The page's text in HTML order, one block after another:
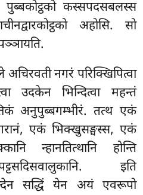
पुब्बकोट्ठको कस्सपदसबलस्स
अहोसि. सो
अचिरवती नगरं परिक्खिपित्वा
उदकेन भिन्दित्वा महन्तं
अनुपुब्बगम्भीरं. तत्थ एकं
एकं भिक्खुसङ्घस्स, एकं
न्हानतित्थानि होन्ति
इति
सद्धिं येन अयं एवरूपो